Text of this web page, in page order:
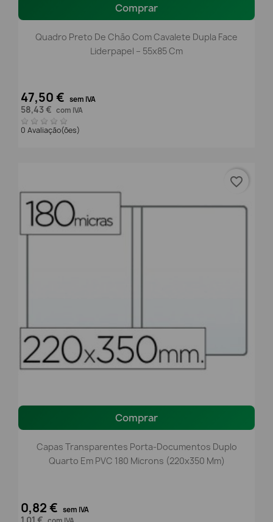
Comprar
Quadro Preto De Chão Com Cavalete Dupla Face
Liderpapel – 55x85 Cm
47,50 € sem IVA
58,43 € com IVA
0 Avaliação(ões)
Comprar
Capas Transparentes Porta-Documentos Duplo
Quarto Em PVC 180 Microns (220x350 Mm)
0,82 € sem IVA
favorite_border